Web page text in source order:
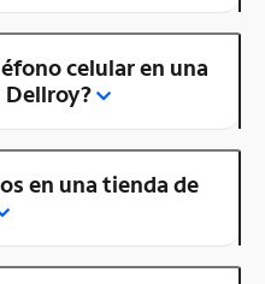
celular en una
Dellroy?
en una tienda de